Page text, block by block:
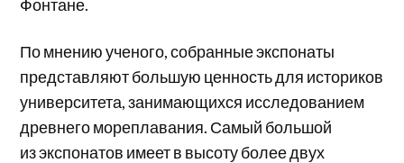
Фонтане.
По мнению ученого, собранные экспонаты
представляют большую ценность для историков
университета, занимающихся исследованием
древнего мореплавания. Самый большой
из экспонатов имеет в высоту более двух